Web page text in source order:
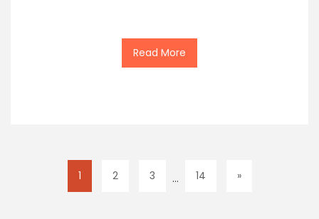
Read More
1 2 3 … 14 »